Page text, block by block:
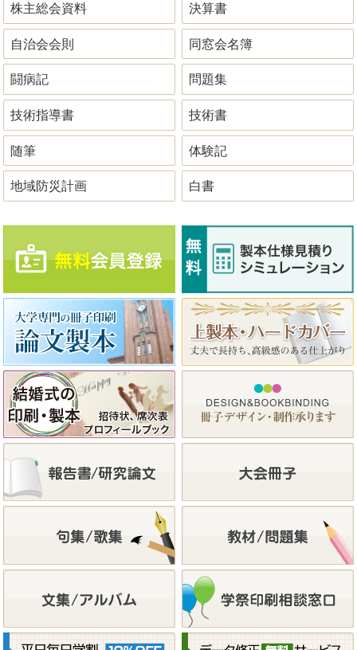
株主総会資料 決算書
自治会会則 同窓会名簿
闘病記 問題集
技術指導書 技術書
随筆 体験記
地域防災計画 白書